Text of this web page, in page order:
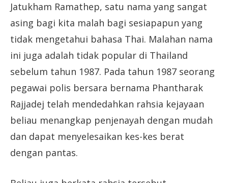
Jatukham Ramathep, satu nama yang sangat
asing bagi kita malah bagi sesiapapun yang
tidak mengetahui bahasa Thai. Malahan nama
ini juga adalah tidak popular di Thailand
sebelum tahun 1987. Pada tahun 1987 seorang
pegawai polis bersara bernama Phantharak
Rajjadej telah mendedahkan rahsia kejayaan
beliau menangkap penjenayah dengan mudah
dan dapat menyelesaikan kes-kes berat
dengan pantas.